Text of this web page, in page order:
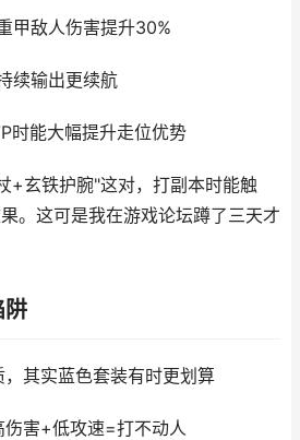
甲敌人伤害提升30%
续输出更续航
时能大幅提升走位优势
+玄铁护腕"这对，打副本时能触
。这可是我在游戏论坛蹲了三天才
阱
其实蓝色套装有时更划算
伤害+低攻速=打不动人